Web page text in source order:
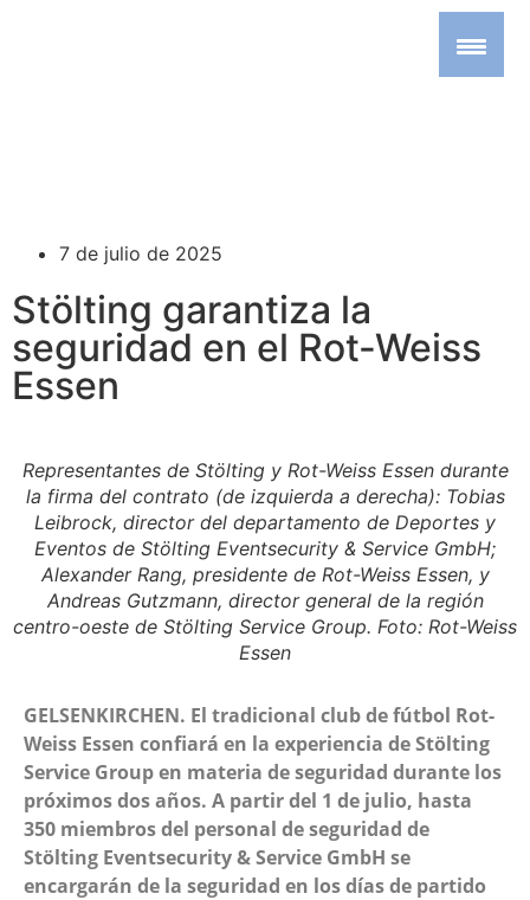
7 de julio de 2025
Stölting garantiza la
seguridad en el Rot-Weiss
Essen
Representantes de Stölting y Rot-Weiss Essen durante
la firma del contrato (de izquierda a derecha): Tobias
Leibrock, director del departamento de Deportes y
Eventos de Stölting Eventsecurity & Service GmbH;
Alexander Rang, presidente de Rot-Weiss Essen, y
Andreas Gutzmann, director general de la región
centro-oeste de Stölting Service Group. Foto: Rot-Weiss
Essen
GELSENKIRCHEN. El tradicional club de fútbol Rot-
Weiss Essen confiará en la experiencia de Stölting
Service Group en materia de seguridad durante los
próximos dos años. A partir del 1 de julio, hasta
350 miembros del personal de seguridad de
Stölting Eventsecurity & Service GmbH se
encargarán de la seguridad en los días de partido